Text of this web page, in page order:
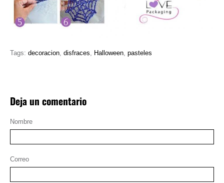
Tags: decoracion disfraces Halloween pasteles
Deja un comentario
Nombre
Correo